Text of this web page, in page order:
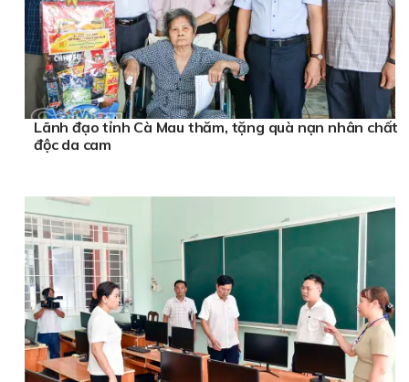
Lãnh đạo tỉnh Cà Mau thăm, tặng quà nạn nhân chất
độc da cam